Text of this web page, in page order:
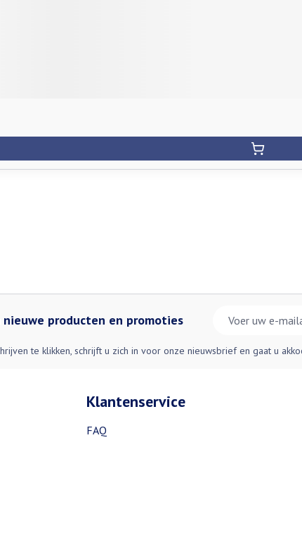
producten en promoties
te klikken, schrijft u zich in voor onze nieuwsbrief en gaat u
Klantenservice
FAQ